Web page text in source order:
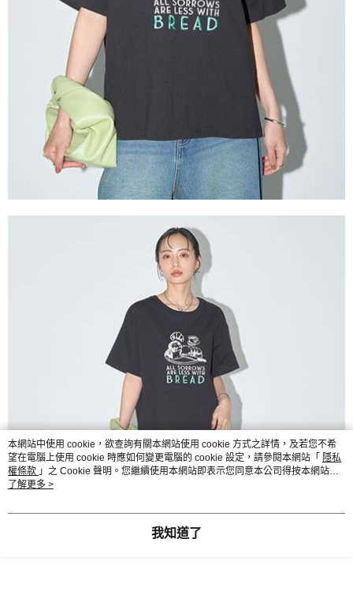
本網站中使用 cookie，欲查詢有關本網站使用 cookie 方式之詳情，及若您不希
望在電腦上使用 cookie 時應如何變更電腦的 cookie 設定，請參閱本網站「 隱私
權條款 」之 Cookie 聲明。您繼續使用本網站即表示您同意本公司得按本網站使
用條款之 Cookie 聲明使用 cookie。
了解更多 >
我知道了